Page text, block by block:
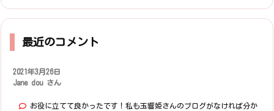
最近のコメント
2021年3月26日
Jane dou さん
お役に立てて良かったです！私も玉響姫さんのブログがなければ分か